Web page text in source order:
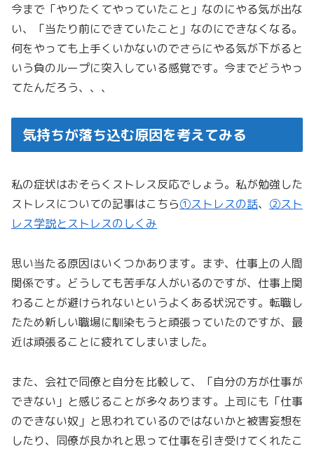
今まで「やりたくてやっていたこと」なのにやる気が出な
い、「当たり前にできていたこと」なのにできなくなる。
何をやっても上手くいかないのでさらにやる気が下がると
いう負のループに突入している感覚です。今までどうやっ
てたんだろう、、、
気持ちが落ち込む原因を考えてみる
私の症状はおそらくストレス反応でしょう。私が勉強した
ストレスについての記事はこちら①ストレスの話、 ②スト
レス学説とストレスのしくみ
思い当たる原因はいくつかあります。まず、仕事上の人間
関係です。どうしても苦手な人がいるのですが、仕事上関
わることが避けられないというよくある状況です。転職し
たため新しい職場に馴染もうと頑張っていたのですが、最
近は頑張ることに疲れてしまいました。
また、会社で同僚と自分を比較して、「自分の方が仕事が
できない」と感じることが多々あります。上司にも「仕事
のできない奴」と思われているのではないかと被害妄想を
したり、同僚が良かれと思って仕事を引き受けてくれたこ